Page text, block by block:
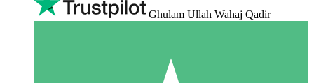
Ghulam Ullah Wahaj Qadir